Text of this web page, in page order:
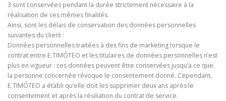
3 sont conservées pendant la durée strictement nécessaire à la
réalisation de ces mêmes finalités.
Ainsi, sont les délais de conservation des données personnelles
suivantes du client :
Données personnelles traitées à des fins de marketing lorsque le
contrat entre E.TIMÓTEO et les titulaires de données personnelles n’est
plus en vigueur : ces données peuvent être conservées jusqu’à ce que
la personne concernée révoque le consentement donné. Cependant,
E.TIMÓTEO a établi qu’elle doit les supprimer deux ans après le
consentement et après la résiliation du contrat de service.